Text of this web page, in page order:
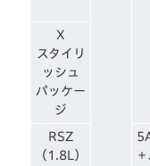
X
スタイリ
ッシュ
パッケー
ジ
RSZ
（1.8L）